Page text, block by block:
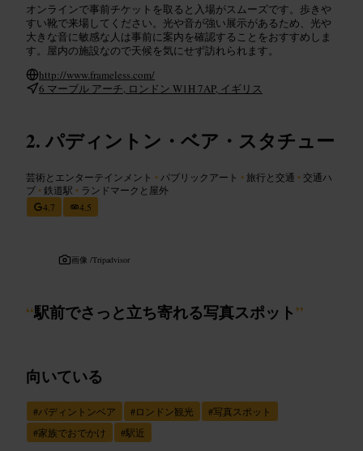
オンラインで事前チケットを取ると入場がスムーズです。歩きや
すい靴で来場してください。光や音が強い展示があるため、光や
大きな音に敏感な人は事前に案内を確認することをおすすめしま
す。屋内の施設なので天候を気にせず訪れられます。
http://www.frameless.com/
6 マーブル アーチ, ロンドン W1H 7AP, イギリス
パディントン・ベア・スタチュー
芸術とエンターテインメント • パブリックアート • 旅行と交通 •交通ハ
ブ •鉄道駅 • ランドマークと屋外
4.7
4.5
画像 /Tripadvisor
“駅前でさっと立ち寄れる写真スポット”
向いている
#パディントンベア #ロンドン観光 #写真スポット
#家族でおでかけ #駅近